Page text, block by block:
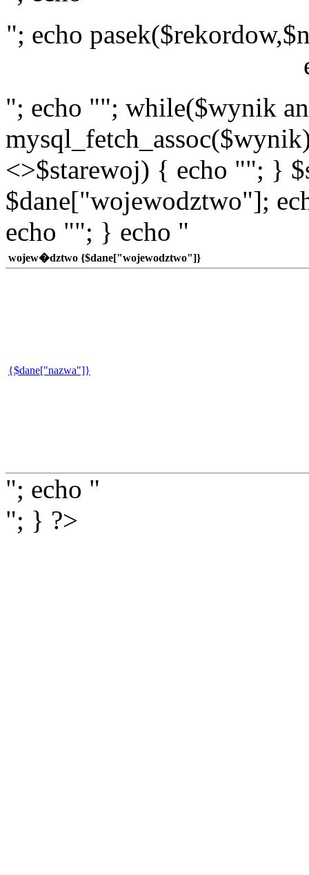
"; echo
"; echo ""; while($wynik
<>$starewoj) { echo ""; }
$dane["wojewodztwo"];
echo ""; } echo "
wojew�dztwo {$dane["wojewodztwo"]}
{$dane["nazwa"]}
"; echo "
"; } ?>